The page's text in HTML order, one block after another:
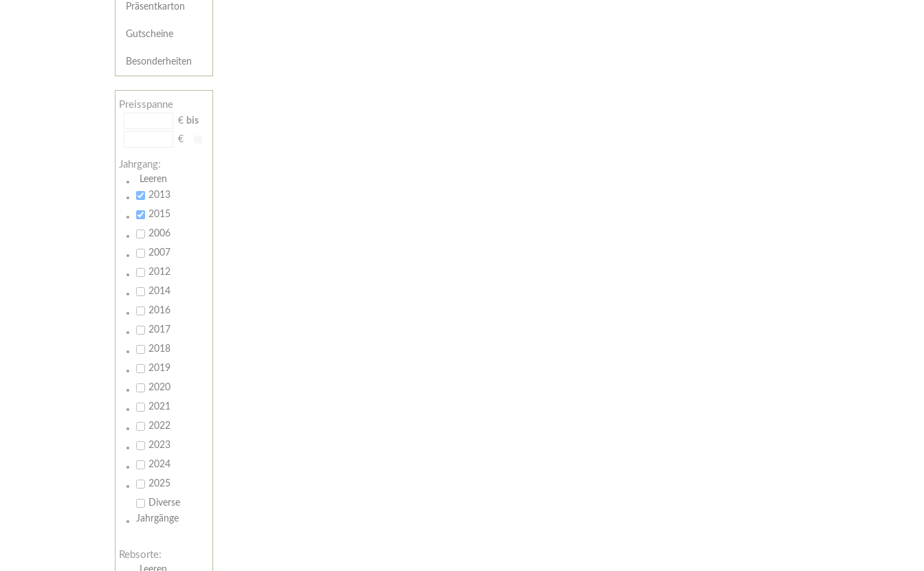
Präsentkarton
Gutscheine
Besonderheiten
Preisspanne
€ bis
€
Jahrgang:
Leeren
2013
2015
2006
2007
2012
2014
2016
2017
2018
2019
2020
2021
2022
2023
2024
2025
Diverse
Jahrgänge
Rebsorte: